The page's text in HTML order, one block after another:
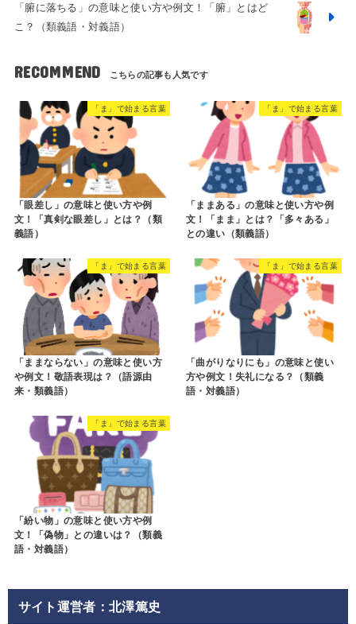
「腑に落ちる」の意味と使い方や例文！「腑」とはど
こ？（類義語・対義語）
RECOMMEND
「ま」で始まる言葉
「眼差し」の意味と使い方や例
文！「真剣な眼差し」とは？（類
義語）
「ま」で始まる言葉
「ままある」の意味と使い方や例
文！「まま」とは？「多々ある」
との違い（類義語）
「ま」で始まる言葉
「ままならない」の意味と使い方
や例文！敬語表現は？（語源由
来・類義語）
「ま」で始まる言葉
「曲がりなりにも」の意味と使い
方や例文！失礼になる？（類義
語・対義語）
「ま」で始まる言葉
「紛い物」の意味と使い方や例
文！「偽物」との違いは？（類義
語・対義語）
サイト運営者：北澤篤史